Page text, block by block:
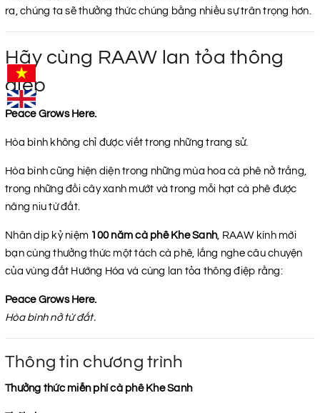
ra, chúng ta sẽ thưởng thức chúng bằng nhiều sự trân trọng hơn.
Hãy cùng RAAW lan tỏa thông
điệp
Peace Grows Here.
Hòa bình không chỉ được viết trong những trang sử.
Hòa bình cũng hiện diện trong những mùa hoa cà phê nở trắng,
trong những đồi cây xanh mướt và trong mỗi hạt cà phê được
nâng niu từ đất.
Nhân dịp kỷ niệm 100 năm cà phê Khe Sanh, RAAW kính mời
bạn cùng thưởng thức một tách cà phê, lắng nghe câu chuyện
của vùng đất Hướng Hóa và cùng lan tỏa thông điệp rằng:
Peace Grows Here.
Hòa bình nở từ đất.
Thông tin chương trình
Thưởng thức miễn phí cà phê Khe Sanh